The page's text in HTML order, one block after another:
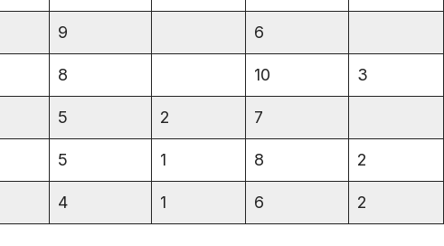
9 6
8 10 3
5 2 7
5 1 8 2
4 1 6 2